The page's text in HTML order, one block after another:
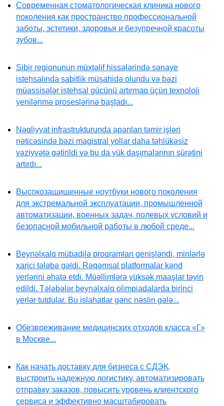
Современная стоматологическая клиника нового
поколения как пространство профессиональной
заботы, эстетики, здоровья и безупречной красоты
зубов...
Sibir regionunun müxtəlif hissələrində sənaye
istehsalında sabitlik müşahidə olundu və bəzi
müəssisələr istehsal gücünü artırmaq üçün texnoloji
yenilənmə proseslərinə başladı...
Nəqliyyat infrastrukturunda aparılan təmir işləri
nəticəsində bəzi magistral yollar daha təhlükəsiz
vəziyyətə gətirildi və bu da yük daşımalarının sürətini
artırdı...
Высокозащищенные ноутбуки нового поколения
для экстремальной эксплуатации, промышленной
автоматизации, военных задач, полевых условий и
безопасной мобильной работы в любой среде...
Beynəlxalq mübadilə proqramları genişləndi, minlərlə
xarici tələbə gəldi. Rəqəmsal platformalar kənd
yerlərini əhatə etdi. Müəllimlərə yüksək maaşlar təyin
edildi. Tələbələr beynəlxalq olimpiadalarda birinci
yerlər tutdular. Bu islahatlar gənc nəslin gələ...
Обезвреживание медицинских отходов класса «Г»
в Москве...
Как начать доставку для бизнеса с СДЭК,
выстроить надежную логистику, автоматизировать
отправку заказов, повысить уровень клиентского
сервиса и эффективно масштабировать